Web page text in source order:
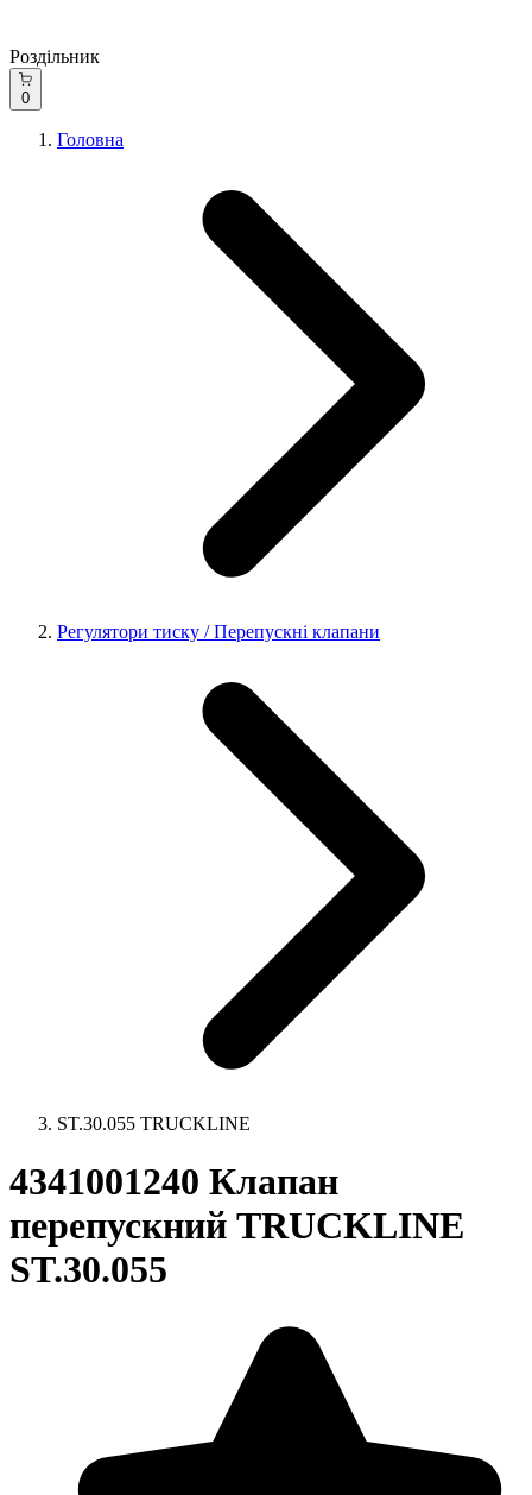
Роздільник
0
Головна
Регулятори тиску / Перепускні клапани
ST.30.055 TRUCKLINE
4341001240 Клапан
перепускний TRUCKLINE
ST.30.055